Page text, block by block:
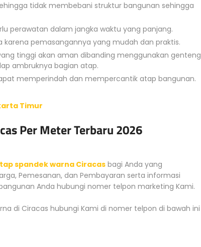
tidak membebani struktur bangunan sehingga
perawatan dalam jangka waktu yang panjang.
pemasangannya yang mudah dan praktis.
tinggi akan aman dibanding menggunakan genteng
ambruknya bagian atap.
memperindah dan mempercantik atap bangunan.
Timur
Per Meter Terbaru 2026
spandek warna Ciracas bagi Anda yang
Pemesanan, dan Pembayaran serta informasi
Anda hubungi nomer telpon marketing Kami.
di Ciracas hubungi Kami di nomer telpon di bawah ini